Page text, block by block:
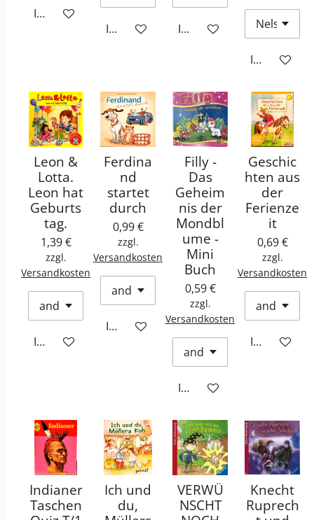
In den Warenkorb
In den WarenkorbIn den Warenkorb
In den
Leon &
Lotta.
Leon hat
Geburts
tag.
1,39 €
zzgl.
Versandkosten
In den Warenkorb
Ferdina
nd
startet
durch
0,99 €
zzgl.
Versandkosten
In den Warenkorb
Filly -
Das
Geheim
nis der
Mondbl
ume -
Mini
Buch
0,59 €
zzgl.
Versandkosten
In den Warenkorb
Geschic
hten aus
der
Ferienze
it
0,69 €
zzgl.
Versandkosten
In den
Indianer
Taschen
Ich und
du,
VERWÜ
NSCHT
Knecht
Ruprech